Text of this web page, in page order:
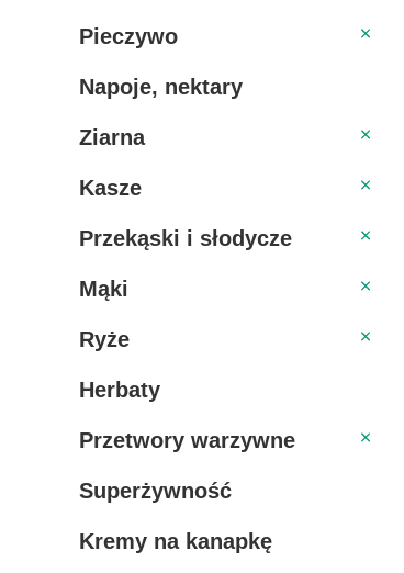
Pieczywo Pieczywo
Napoje, nektary
Ziarna Ziarna
Kasze Kasze
Przekąski i słodycze
Mąki Mąki
Ryże Ryże
Herbaty
Przetwory warzywne
Superżywność
Kremy na kanapkę